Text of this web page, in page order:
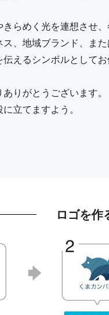
らめく光を連想させ、
、地域ブランド、また
えるシンボルとしてお
りがとうございます。
立てますよう。
ロゴを作